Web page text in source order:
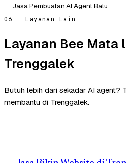
Jasa Pembuatan AI Agent Batu
06 — Layanan Lain
Layanan Bee Mata
Trenggalek
Butuh lebih dari sekadar AI agent?
membantu di Trenggalek.